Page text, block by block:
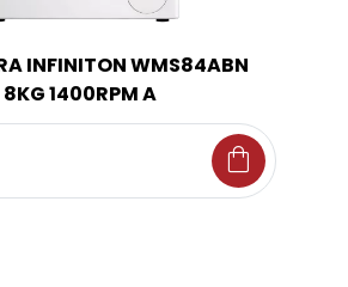
INFINITON WMS84ABN
8KG 1400RPM A
shopping_bag